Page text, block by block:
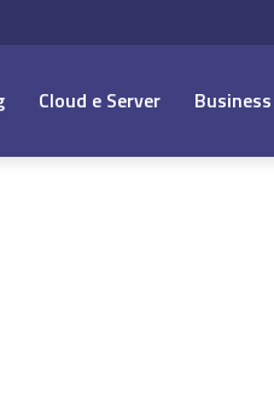
Cloud e Server Business